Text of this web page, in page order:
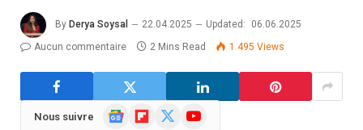
By Derya Soysal 22.04.2025 Updated:
06.06.2025
Aucun commentaire
2 Mins Read 1 495 Views
Nous suivre
GoogleFlipboard YouTube